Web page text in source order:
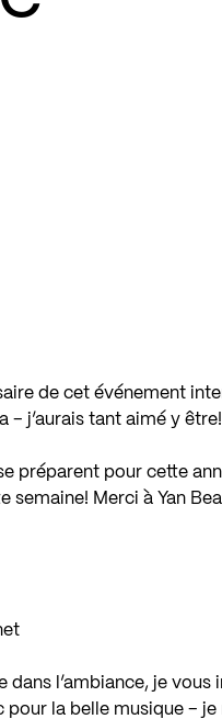
de cet événement
– j’aurais tant aimé y
préparent pour cette
semaine! Merci à Yan
dans l’ambiance, je
pour la belle musique –